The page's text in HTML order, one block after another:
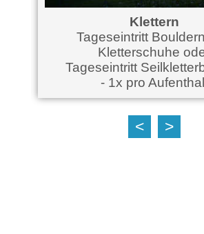
Klettern
Tageseintritt
Kletterschuhe
Tageseintritt
- 1x pro
< >